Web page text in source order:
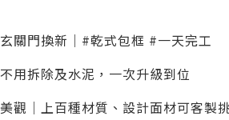
玄關門換新｜#乾式包框 #一天完工
不用拆除及水泥，一次升級到位
美觀｜上百種材質、設計面材可客製